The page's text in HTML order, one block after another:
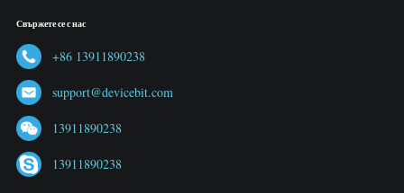
Свържете се с нас
+86 13911890238
support@devicebit.com
13911890238
13911890238